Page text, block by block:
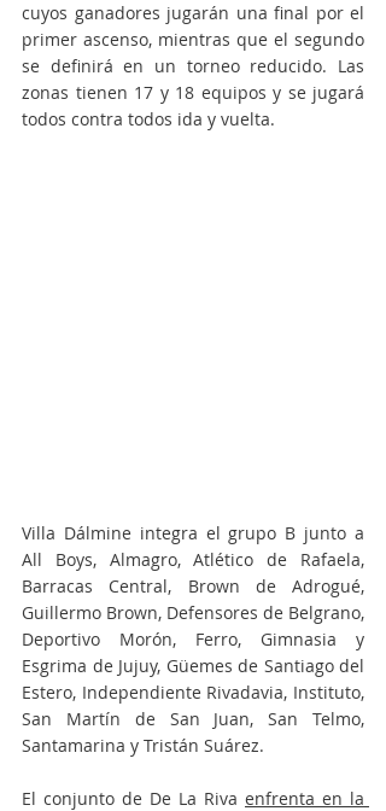
cuyos ganadores jugarán una final por el
primer ascenso, mientras que el segundo
se definirá en un torneo reducido. Las
zonas tienen 17 y 18 equipos y se jugará
todos contra todos ida y vuelta.
Villa Dálmine integra el grupo B junto a
All Boys, Almagro, Atlético de Rafaela,
Barracas Central, Brown de Adrogué,
Guillermo Brown, Defensores de Belgrano,
Deportivo Morón, Ferro, Gimnasia y
Esgrima de Jujuy, Güemes de Santiago del
Estero, Independiente Rivadavia, Instituto,
San Martín de San Juan, San Telmo,
Santamarina y Tristán Suárez.
El conjunto de De La Riva enfrenta en la